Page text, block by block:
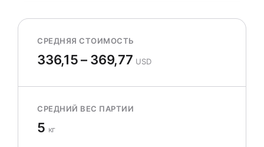
СРЕДНЯЯ СТОИМОСТЬ
336,15 – 369,77 USD
СРЕДНИЙ ВЕС ПАРТИИ
5 кг